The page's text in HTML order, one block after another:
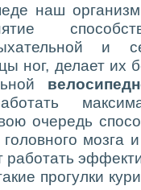
наш
и
ног, делает их
очередь
мозга
работать
прогулки